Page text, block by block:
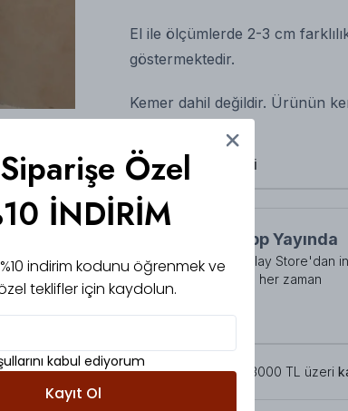
El ile ölçümlerde 2-3 cm
göstermektedir.
Kemer dahil değildir. Ürünün
Taksit Seçenekleri
NuuWears App Yayında
App Store veya Play Store'dan
özel indirimlerden her zaman
faydalanabilirsiniz
Şimdi İndirin!
Tüm siparişlerde 3000 TL üzeri
Özel
İNDİRİM
indirim kodunu öğrenmek ve
teklifler için kaydolun.
kabul ediyorum
Kayıt Ol